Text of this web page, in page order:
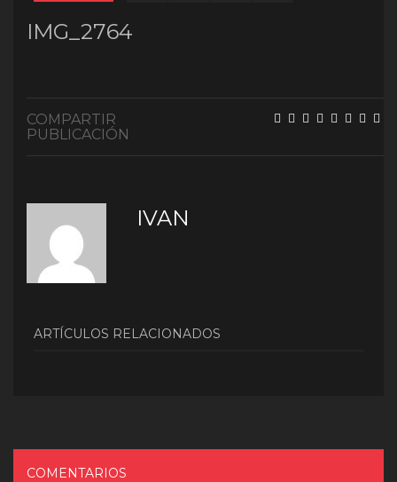
IMG_2764
COMPARTIR
PUBLICACIÓN
IVAN
ARTÍCULOS RELACIONADOS
COMENTARIOS